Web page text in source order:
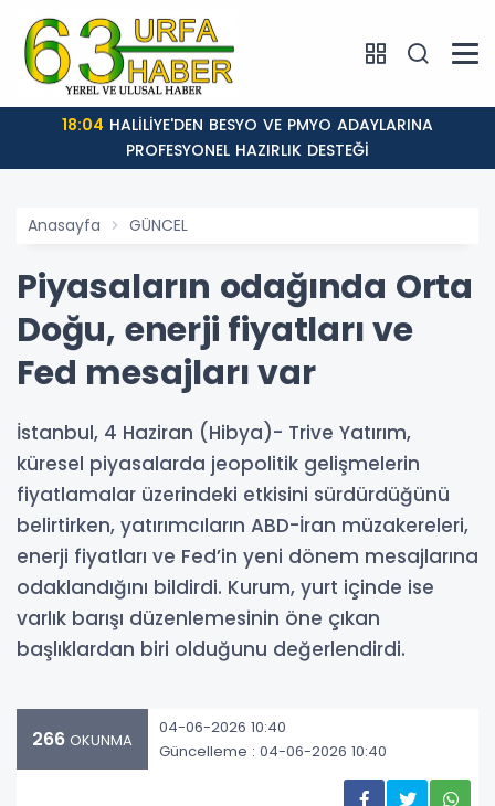
18:04
PROFESYONEL HAZIRLIK DESTEĞİ
Anasayfa GÜNCEL
Piyasaların odağında Orta
Doğu, enerji fiyatları ve
Fed mesajları var
İstanbul, 4 Haziran (Hibya)- Trive Yatırım,
küresel piyasalarda jeopolitik gelişmelerin
fiyatlamalar üzerindeki etkisini sürdürdüğünü
belirtirken, yatırımcıların ABD-İran müzakereleri,
enerji fiyatları ve Fed’in yeni dönem mesajlarına
odaklandığını bildirdi. Kurum, yurt içinde ise
varlık barışı düzenlemesinin öne çıkan
başlıklardan biri olduğunu değerlendirdi.
266 OKUNMA
04-06-2026 10:40
Güncelleme : 04-06-2026 10:40